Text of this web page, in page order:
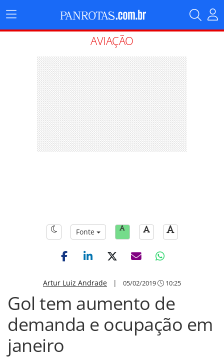
Menu
Principal
AVIAÇÃO
Fonte
Artur Luiz Andrade | 05/02/2019 10:25
Gol tem aumento de
demanda e ocupação em
janeiro